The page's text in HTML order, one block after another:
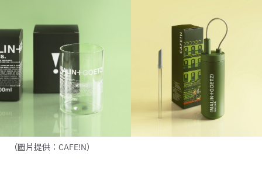
（圖片提供：CAFE!N）